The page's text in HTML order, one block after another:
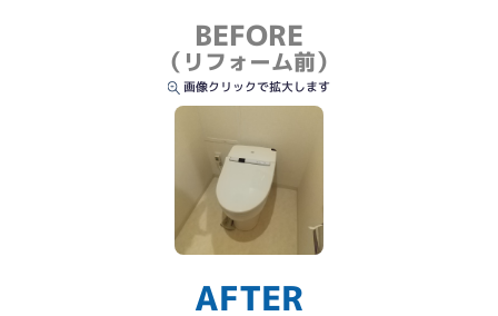
BEFORE
（リフォーム前）
画像クリックで拡大します
AFTER